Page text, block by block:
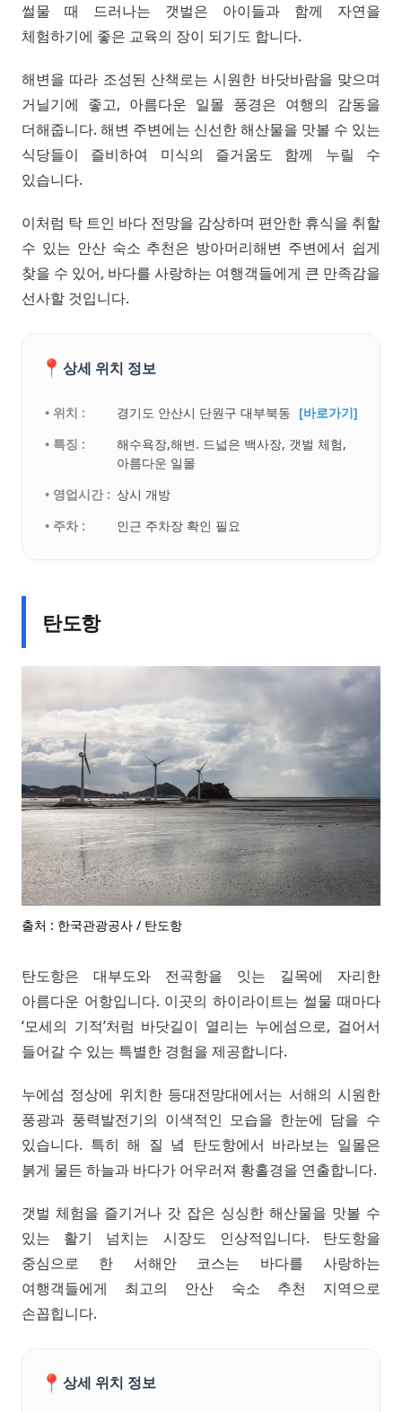
썰물 때 드러나는 갯벌은 아이들과 함께 자연을
체험하기에 좋은 교육의 장이 되기도 합니다.
해변을 따라 조성된 산책로는 시원한 바닷바람을 맞으며
거닐기에 좋고, 아름다운 일몰 풍경은 여행의 감동을
더해줍니다. 해변 주변에는 신선한 해산물을 맛볼 수 있는
식당들이 즐비하여 미식의 즐거움도 함께 누릴 수
있습니다.
이처럼 탁 트인 바다 전망을 감상하며 편안한 휴식을 취할
수 있는 안산 숙소 추천은 방아머리해변 주변에서 쉽게
찾을 수 있어, 바다를 사랑하는 여행객들에게 큰 만족감을
선사할 것입니다.
📍 상세 위치 정보
• 위치 : 경기도 안산시 단원구 대부북동 [바로가기]
• 특징 :
해수욕장,해변. 드넓은 백사장, 갯벌 체험,
아름다운 일몰
• 영업시간 : 상시 개방
• 주차 :
인근 주차장 확인 필요
탄도항
출처 : 한국관광공사 / 탄도항
탄도항은 대부도와 전곡항을 잇는 길목에 자리한
아름다운 어항입니다. 이곳의 하이라이트는 썰물 때마다
‘모세의 기적’처럼 바닷길이 열리는 누에섬으로, 걸어서
들어갈 수 있는 특별한 경험을 제공합니다.
누에섬 정상에 위치한 등대전망대에서는 서해의 시원한
풍광과 풍력발전기의 이색적인 모습을 한눈에 담을 수
있습니다. 특히 해 질 녘 탄도항에서 바라보는 일몰은
붉게 물든 하늘과 바다가 어우러져 황홀경을 연출합니다.
갯벌 체험을 즐기거나 갓 잡은 싱싱한 해산물을 맛볼 수
있는 활기 넘치는 시장도 인상적입니다. 탄도항을
중심으로 한 서해안 코스는 바다를 사랑하는
여행객들에게 최고의 안산 숙소 추천 지역으로
손꼽힙니다.
📍 상세 위치 정보